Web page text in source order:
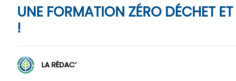
UNE FORMATION ZÉRO DÉCHET
!
LA RÉDAC’